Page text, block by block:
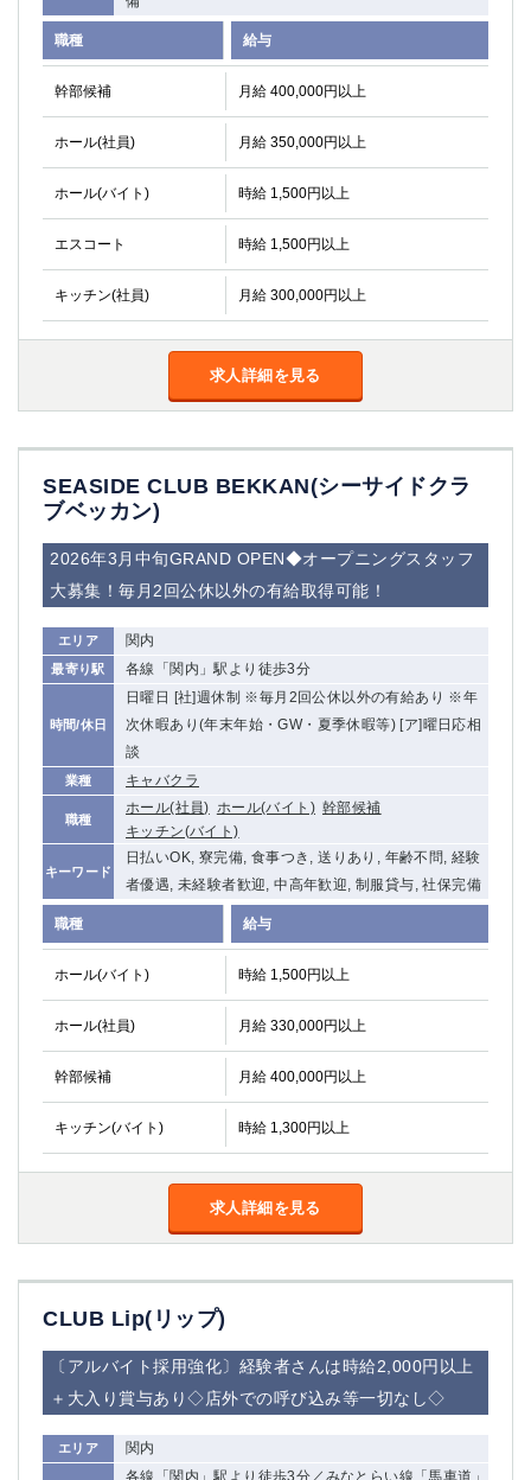
職種 給与
幹部候補 月給 400,000円以上
ホール(社員) 月給 350,000円以上
ホール(バイト) 時給 1,500円以上
エスコート 時給 1,500円以上
キッチン(社員) 月給 300,000円以上
求人詳細を見る
SEASIDE CLUB BEKKAN(シーサイドクラ
ブベッカン)
2026年3月中旬GRAND OPEN◆オープニングスタッフ
大募集！毎月2回公休以外の有給取得可能！
エリア 関内
最寄り駅 各線「関内」駅より徒歩3分
時間/休日
日曜日 [社]週休制 ※毎月2回公休以外の有給あり ※年
次休暇あり(年末年始・GW・夏季休暇等) [ア]曜日応相
談
業種 キャバクラ
職種
ホール(社員) ホール(バイト) 幹部候補
キッチン(バイト)
キーワード
日払いOK, 寮完備, 食事つき, 送りあり, 年齢不問, 経験
者優遇, 未経験者歓迎, 中高年歓迎, 制服貸与, 社保完備
職種 給与
ホール(バイト) 時給 1,500円以上
ホール(社員) 月給 330,000円以上
幹部候補 月給 400,000円以上
キッチン(バイト) 時給 1,300円以上
求人詳細を見る
CLUB Lip(リップ)
〔アルバイト採用強化〕経験者さんは時給2,000円以上
＋大入り賞与あり◇店外での呼び込み等一切なし◇
エリア 関内
各線「関内」駅より徒歩3分／みなとらい線「馬車道」